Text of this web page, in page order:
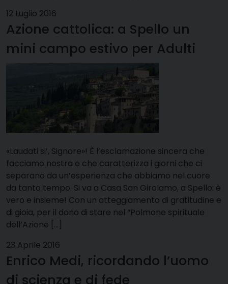
12 Luglio 2016
Azione cattolica: a Spello un
mini campo estivo per Adulti
«Laudati si’, Signore»! È l’esclamazione sincera che
facciamo nostra e che caratterizza i giorni che ci
separano da un’esperienza che abbiamo nel cuore
da tanto tempo. Si va a Casa San Girolamo, a Spello: è
vero e insieme! Con un atteggiamento di gratitudine e
di gioia, per il dono di stare nel “Polmone spirituale
dell’Azione […]
23 Aprile 2016
Enrico Medi, ricordando l’uomo
di scienza e di fede